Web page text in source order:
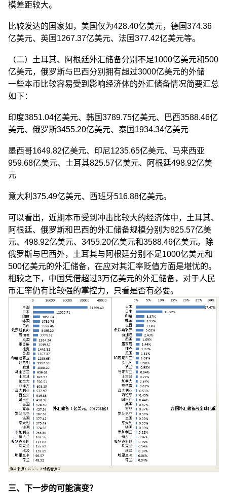
模差距较大。
比较发达的国家如，美国仅为428.40亿美元，德国374.36
亿美元、英国1267.37亿美元、法国377.42亿美元等。
（二）土耳其、阿根廷外汇储备分别不足1000亿美元和500
亿美元，俄罗斯与巴西分别拥有超过3000亿美元的外储
一些本币比较容易受到影响经济体的外汇储备情况简要汇总
如下：
印度3851.04亿美元、韩国3789.75亿美元、巴西3588.46亿
美元、俄罗斯3455.20亿美元、泰国1934.34亿美元
墨西哥1649.82亿美元、印尼1235.65亿美元、马来西亚
959.68亿美元、土耳其825.57亿美元、阿根廷498.92亿美
元
意大利375.49亿美元、西班牙516.88亿美元。
可以看出，近期本币受到冲击比较大的经济体中，土耳其、
阿根廷、俄罗斯和巴西的外汇储备规模分别为825.57亿美
元、498.92亿美元、3455.20亿美元和3588.46亿美元。除
俄罗斯与巴西外，土耳其与阿根廷分别不足1000亿美元和
500亿美元的外汇储备，在应对其汇率贬值方面是堪忧的。
相较之下，中国凭借超过3万亿美元的外汇储备，对于人民
币汇率仍有比较强的掌控力，只看是否有必要。
三、下一步的可能演变？